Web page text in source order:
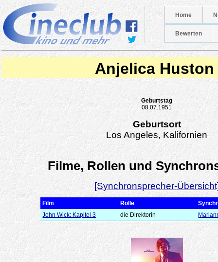
Home
Bewerten
Anjelica Huston
Geburtstag
08.07.1951
Geburtsort
Los Angeles, Kalifornien
Filme, Rollen und
[Synchronsprecher-
Film Rolle
John Wick: Kapitel 3
die Direktorin